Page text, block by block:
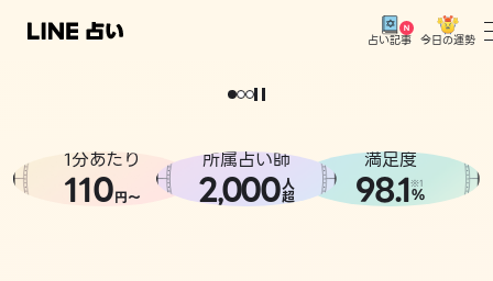
占い記事 今日の運勢
相談事例
どうせなら
。
1分あたり
110円〜
所属占い師
2,000人
超
満足度
98.1※1
%